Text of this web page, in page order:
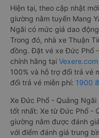
Hiện tại, theo cập nhật
giường nằm tuyến Mang
Ngãi có mức giá dao
Trong đó, nhà xe Thuận
đồng. Đặt vé xe Đức Phổ
chính hãng tại Vexere.com
100% và hỗ trợ đổi trả vé
đổi trả vé miễn phí: 1900
Xe Đức Phổ - Quảng Ngãi
tốt nhất: Xe từ Đức Phổ -
giường nằm được đánh
với điểm đánh giá trung